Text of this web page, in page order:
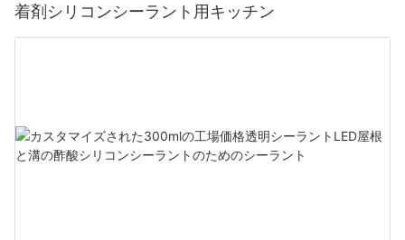
着剤シリコンシーラント用キッチン